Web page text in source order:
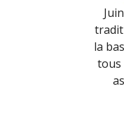
la
tous